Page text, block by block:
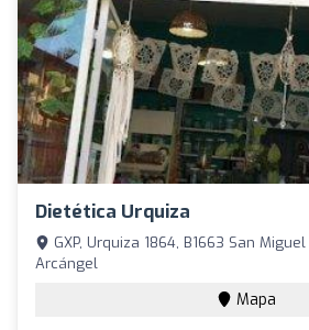
Dietética Urquiza
GXP, Urquiza 1864, B1663 San
Arcángel
Mapa